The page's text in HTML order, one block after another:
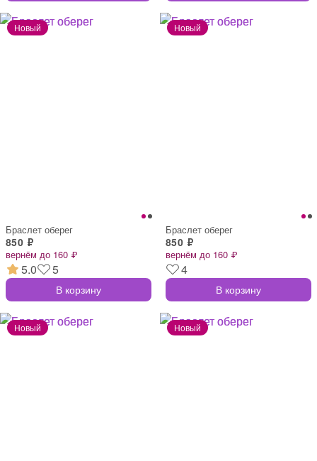
Браслет оберег
850 ₽
вернём до 160 ₽
5.0 5
В корзину
Браслет оберег
850 ₽
вернём до 160 ₽
4
В корзину